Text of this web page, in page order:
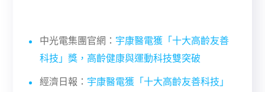
中光電集團官網： 宇康醫電獲「十大高齡友善
科技」獎，高齡健康與運動科技雙突破
經濟日報： 宇康醫電獲「十大高齡友善科技」